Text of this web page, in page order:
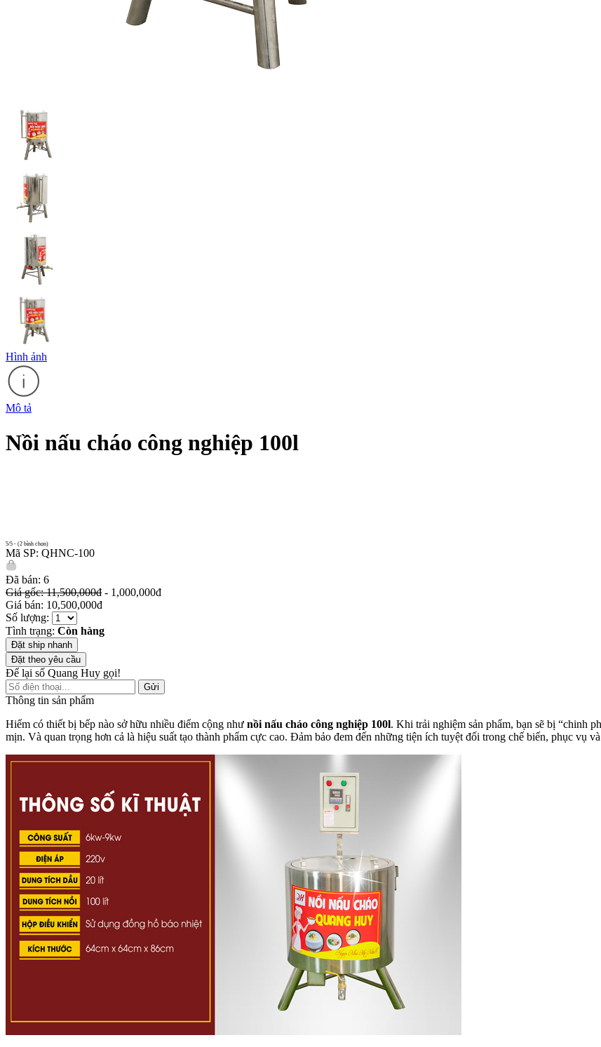
Hình ảnh
Mô tả
Nồi nấu cháo công nghiệp 100l
5/5 - (2 bình chọn)
Mã SP: QHNC-100
Đã bán: 6
Giá gốc: 11,500,000đ - 1,000,000đ
Giá bán: 10,500,000đ
Số lượng:
Tình trạng: Còn hàng
Đặt ship nhanh
Đặt theo yêu cầu
Để lại số Quang Huy gọi!
Gửi
Thông tin sản phẩm
Hiếm có thiết bị bếp nào sở hữu nhiều điểm cộng như nồi nấu cháo công nghiệp 100l. Khi trải nghiệm sản phẩm, bạn sẽ bị “chinh
mịn. Và quan trọng hơn cả là hiệu suất tạo thành phẩm cực cao. Đảm bảo đem đến những tiện ích tuyệt đối trong chế biến, phục vụ